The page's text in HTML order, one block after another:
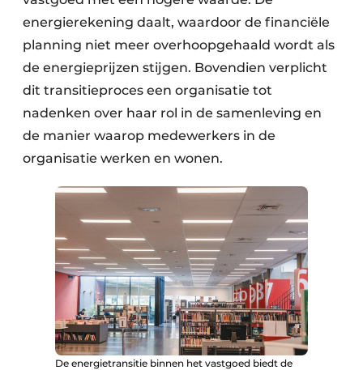
energierekening daalt, waardoor de financiële
planning niet meer overhoopgehaald wordt als
de energieprijzen stijgen. Bovendien verplicht
dit transitieproces een organisatie tot
nadenken over haar rol in de samenleving en
de manier waarop medewerkers in de
organisatie werken en wonen.
De energietransitie binnen het vastgoed biedt de